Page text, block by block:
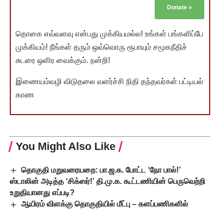
Donate »
தொகை எவ்வளவு என்பது முக்கியமல்ல! உங்கள் பங்களிப்பே
முக்கியம்! நீங்கள் தரும் ஒவ்வொரு ரூபாயும் சமூகநீதிச்
சுடரை ஒளிர வைக்கும். நன்றி!
இணையம்வழி விடுதலை வளர்ச்சி நிதி தந்தவர்கள் பட்டியல்
காண
You Might Also Like
தொகுதி மறுவரையறை: பா.ஜ.க. போட்ட ‘நோ பால்!’
ஸ்டாலின் அடித்த ‘சிக்ஸர்!’ தி.மு.க. கூட்டணியின் பெருவெற்றி
உறுதியானது எப்படி?
ஆயிரம் விளக்கு தொகுதியில் மீட்பு – களப்பணிகளில்